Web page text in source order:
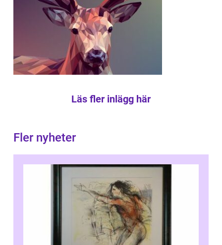
Läs fler inlägg här
Fler nyheter